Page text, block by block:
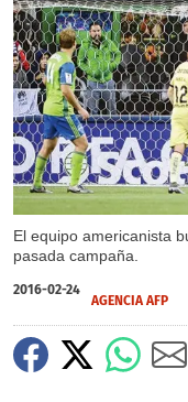
El equipo americanista
pasada campaña.
2016-02-24
AGENCIA AFP